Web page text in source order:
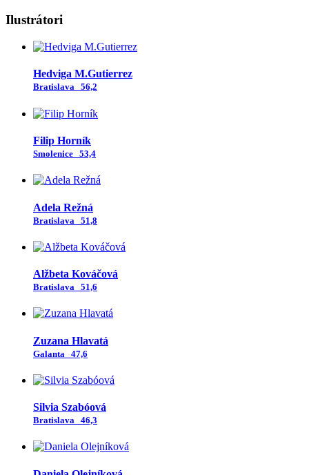
Ilustrátori
Hedviga M.Gutierrez
Bratislava 56,2
Filip Horník
Smolenice 53,4
Adela Režná
Bratislava 51,8
Alžbeta Kováčová
Bratislava 51,6
Zuzana Hlavatá
Galanta 47,6
Silvia Szabóová
Bratislava 46,3